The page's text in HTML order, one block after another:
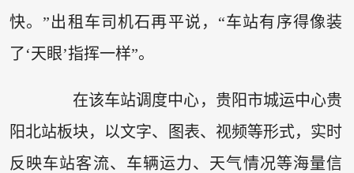
快。”出租车司机石再平说，“车站有序得像装
了‘天眼’指挥一样”。
在该车站调度中心，贵阳市城运中心贵
阳北站板块，以文字、图表、视频等形式，实时
反映车站客流、车辆运力、天气情况等海量信